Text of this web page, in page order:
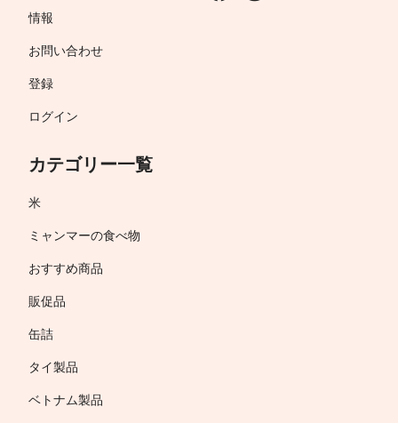
情報
お問い合わせ
登録
ログイン
カテゴリー一覧
米
ミャンマーの食べ物
おすすめ商品
販促品
缶詰
タイ製品
ベトナム製品